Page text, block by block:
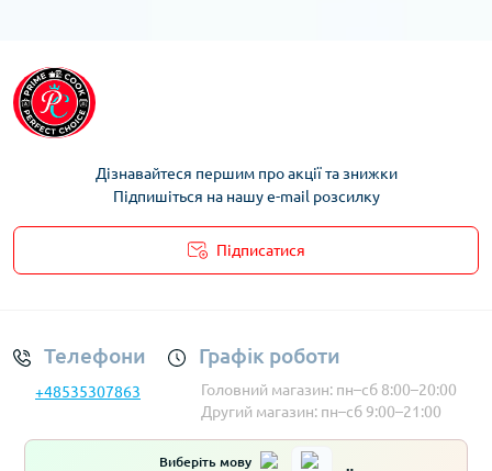
Дізнавайтеся першим про акції та знижки
Підпишіться на нашу e-mail розсилку
Підписатися
Телефони
+48535307863
Графік роботи
Головний магазин: пн–сб 8:00–20:00
Другий магазин: пн–сб 9:00–21:00
Виберіть мову